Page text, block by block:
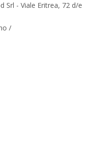
Srl - Viale Eritrea, 72 d/e
/